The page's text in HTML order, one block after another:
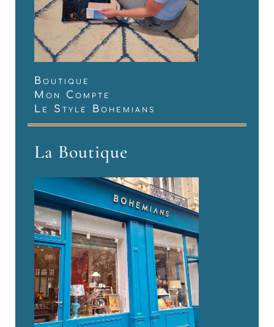
Boutique
Mon Compte
Le Style Bohemians
La Boutique